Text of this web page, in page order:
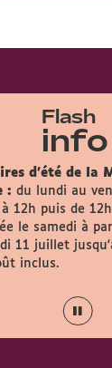
Flash
info
d'été de la
: du lundi au
à 12h puis de
le samedi à
11 juillet
inclus.